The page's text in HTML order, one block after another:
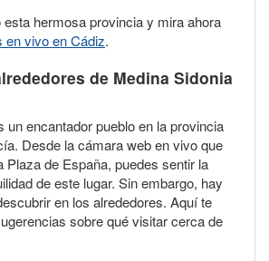
hermosa provincia y mira ahora
en vivo en Cádiz.
de Medina Sidonia
un encantador pueblo en la provincia
Desde la cámara web en vivo que
Plaza de España, puedes sentir la
de este lugar. Sin embargo, hay
en los alrededores. Aquí te
sobre qué visitar cerca de